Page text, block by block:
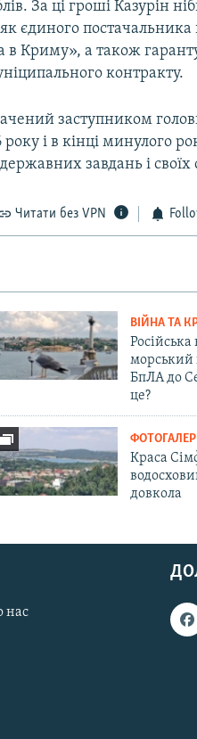
За ці гроші Казурін
єдиного
в Криму», а також
контракту.
заступником
року і в кінці
завдань і своїх
Читати без VPN
ВІЙНА ТА
Російська
морський
БпЛА до
це?
Краса
довкола
нас